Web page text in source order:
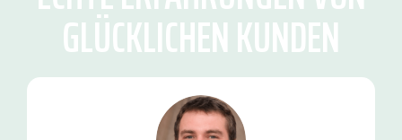
GLÜCKLICHEN KUNDEN